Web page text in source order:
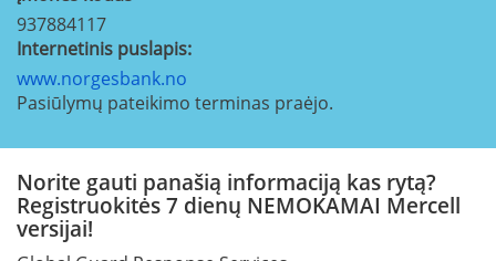
937884117
Internetinis puslapis:
www.norgesbank.no
Pasiūlymų pateikimo terminas praėjo.
Norite gauti panašią informaciją kas rytą?
Registruokitės 7 dienų NEMOKAMAI Mercell
versijai!